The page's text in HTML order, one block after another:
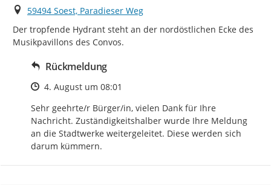
Ort
59494 Soest, Paradieser Weg
Der tropfende Hydrant steht an der nordöstlichen Ecke des
Musikpavillons des Convos.
Rückmeldung
Zeitpunkt des Erstellens
4. August um 08:01
Sehr geehrte/r Bürger/in, vielen Dank für Ihre
Nachricht. Zuständigkeitshalber wurde Ihre Meldung
an die Stadtwerke weitergeleitet. Diese werden sich
darum kümmern.